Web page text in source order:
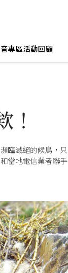
專區活動回顧
！
臨滅絕的候鳥，只
當地電信業者聯手